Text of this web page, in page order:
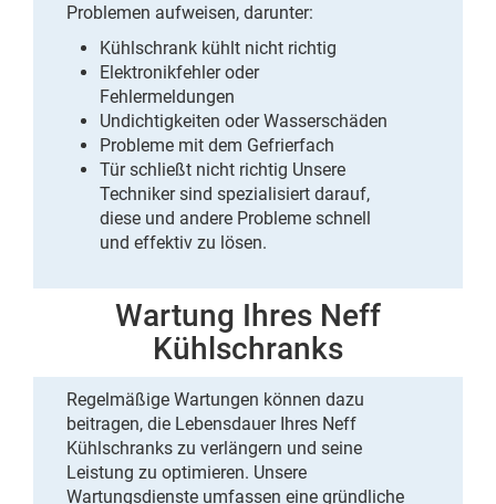
Problemen aufweisen, darunter:
Kühlschrank kühlt nicht richtig
Elektronikfehleroder
Fehlermeldungen
Undichtigkeiten oder Wasserschäden
Probleme mit dem Gefrierfach
Tür schließt nicht richtig Unsere
Techniker sind spezialisiert darauf,
diese und andere Probleme schnell
und effektiv zu lösen.
Wartung Ihres Neff
Kühlschranks
Regelmäßige Wartungen können dazu
beitragen, die Lebensdauer Ihres Neff
Kühlschranks zu verlängern und seine
Leistung zu optimieren. Unsere
Wartungsdienste umfassen eine gründliche